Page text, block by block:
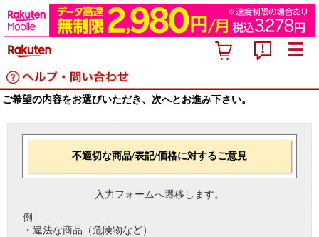
ご希望の内容をお選びいただき、次へとお進み下さい。
不適切な商品/表記/価格に対するご意見
入力フォームへ遷移します。
例
・違法な商品（危険物など）